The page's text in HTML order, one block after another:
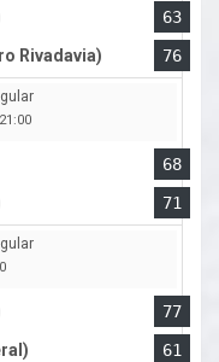
63
Rivadavia)
76
21:00
68
71
77
61